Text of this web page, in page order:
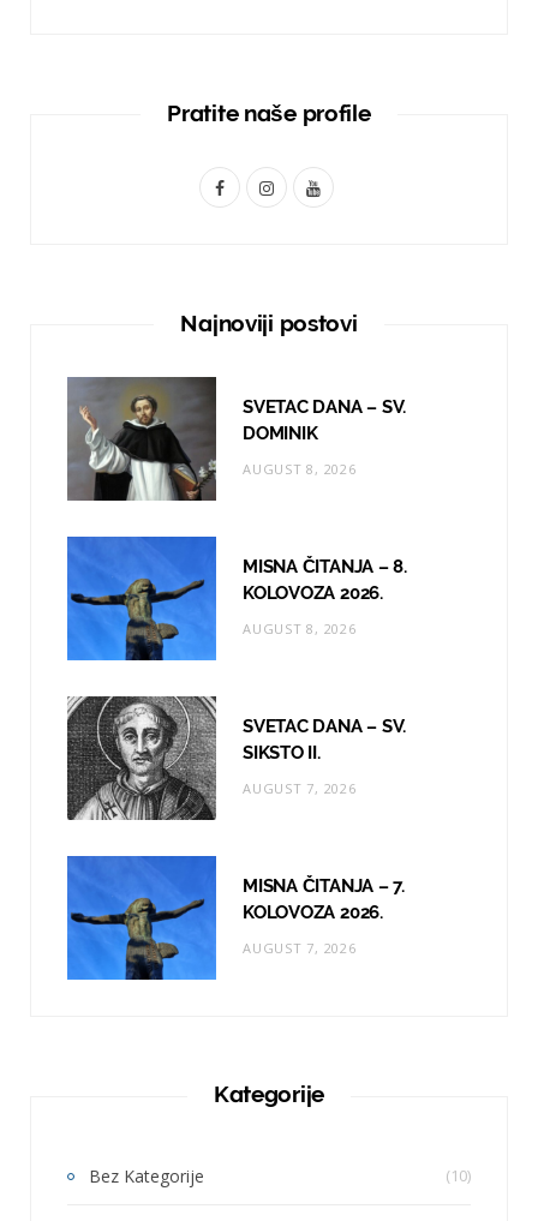
Pratite naše profile
F
I
t
r
a
Y
T
Najnoviji postovi
SVETAC DANA – SV.
DOMINIK
AUGUST 8, 2026
MISNA ČITANJA – 8.
KOLOVOZA 2026.
AUGUST 8, 2026
SVETAC DANA – SV.
SIKSTO II.
AUGUST 7, 2026
MISNA ČITANJA – 7.
KOLOVOZA 2026.
AUGUST 7, 2026
Kategorije
Bez Kategorije (10)